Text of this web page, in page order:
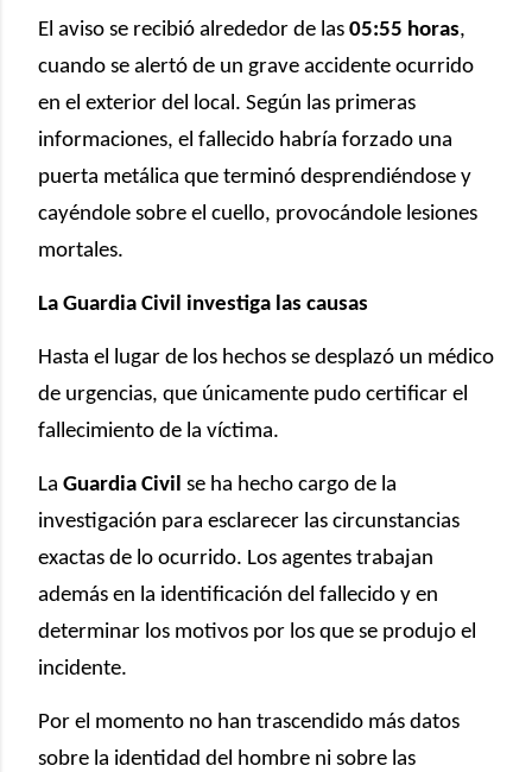
El aviso se recibió alrededor de las 05:55 horas,
cuando se alertó de un grave accidente ocurrido
en el exterior del local. Según las primeras
informaciones, el fallecido habría forzado una
puerta metálica que terminó desprendiéndose y
cayéndole sobre el cuello, provocándole lesiones
mortales.
La Guardia Civil investiga las causas
Hasta el lugar de los hechos se desplazó un médico
de urgencias, que únicamente pudo certificar el
fallecimiento de la víctima.
La Guardia Civil se ha hecho cargo de la
investigación para esclarecer las circunstancias
exactas de lo ocurrido. Los agentes trabajan
además en la identificación del fallecido y en
determinar los motivos por los que se produjo el
incidente.
Por el momento no han trascendido más datos
sobre la identidad del hombre ni sobre las